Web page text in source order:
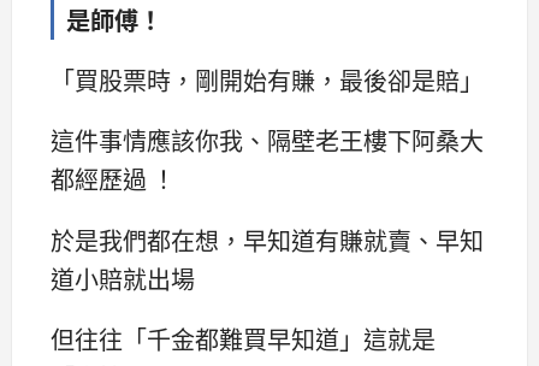
是師傅！
「買股票時，剛開始有賺，最後卻是賠」
這件事情應該你我、隔壁老王樓下阿桑大
都經歷過 ！
於是我們都在想，早知道有賺就賣、早知
道小賠就出場
但往往「千金都難買早知道」這就是